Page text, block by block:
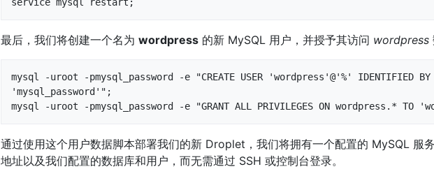
最后，我们将创建一个名为 wordpress 的新 MySQL 用户，并授予其访问 wordpress
mysql -uroot -pmysql_password -e "CREATE USER 'wordpress'@'%' IDENTIFIED BY
'mysql_password'";
mysql -uroot -pmysql_password -e "GRANT ALL PRIVILEGES ON wordpress.* TO
通过使用这个用户数据脚本部署我们的新 Droplet，我们将拥有一个配置的 MySQL 服
地址以及我们配置的数据库和用户，而无需通过 SSH 或控制台登录。